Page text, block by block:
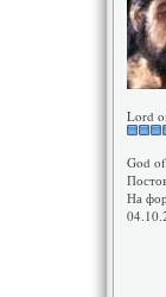
Lord
God
На